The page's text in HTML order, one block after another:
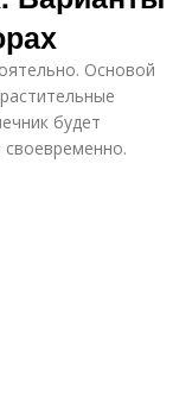
от запора
Основой
будет